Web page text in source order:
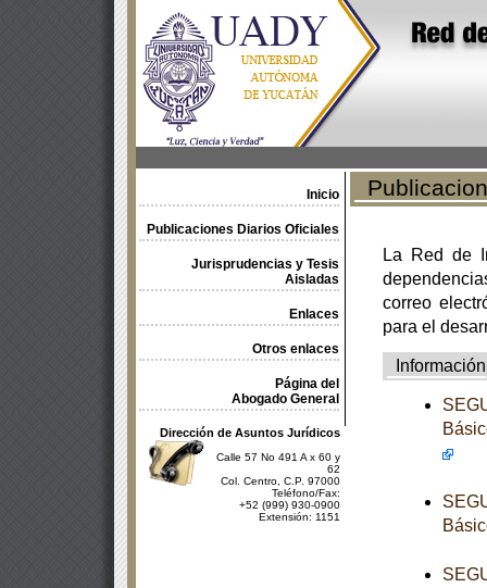
Inicio
Publicaciones Diarios Oficiales
Jurisprudencias y Tesis
Aisladas
Enlaces
Otros enlaces
Página del
Abogado General
Dirección de Asuntos Jurídicos
Calle 57 No 491 A x 60 y
62
Col. Centro, C.P. 97000
Teléfono/Fax:
+52 (999) 930-0900
Extensión: 1151
La Red de
correo
para el
Información